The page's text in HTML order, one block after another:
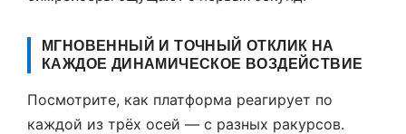
МГНОВЕННЫЙ И ТОЧНЫЙ ОТКЛИК НА
КАЖДОЕ ДИНАМИЧЕСКОЕ ВОЗДЕЙСТВИЕ
Посмотрите, как платформа реагирует по
каждой из трёх осей — с разных ракурсов.